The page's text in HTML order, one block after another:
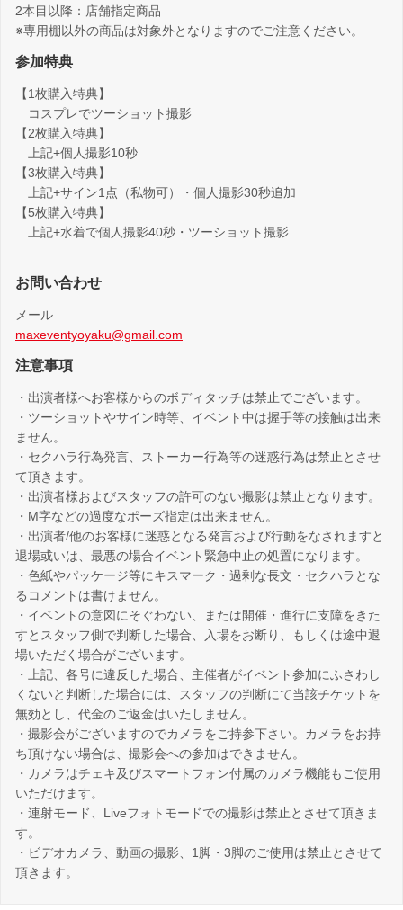
2本目以降：店舗指定商品
※専用棚以外の商品は対象外となりますのでご注意ください。
参加特典
【1枚購入特典】
コスプレでツーショット撮影
【2枚購入特典】
上記+個人撮影10秒
【3枚購入特典】
上記+サイン1点（私物可）・個人撮影30秒追加
【5枚購入特典】
上記+水着で個人撮影40秒・ツーショット撮影
お問い合わせ
メール
maxeventyoyaku@gmail.com
注意事項
・出演者様へお客様からのボディタッチは禁止でございます。
・ツーショットやサイン時等、イベント中は握手等の接触は出来
ません。
・セクハラ行為発言、ストーカー行為等の迷惑行為は禁止とさせ
て頂きます。
・出演者様およびスタッフの許可のない撮影は禁止となります。
・M字などの過度なポーズ指定は出来ません。
・出演者/他のお客様に迷惑となる発言および行動をなされますと
退場或いは、最悪の場合イベント緊急中止の処置になります。
・色紙やパッケージ等にキスマーク・過剰な長文・セクハラとな
るコメントは書けません。
・イベントの意図にそぐわない、または開催・進行に支障をきた
すとスタッフ側で判断した場合、入場をお断り、もしくは途中退
場いただく場合がございます。
・上記、各号に違反した場合、主催者がイベント参加にふさわし
くないと判断した場合には、スタッフの判断にて当該チケットを
無効とし、代金のご返金はいたしません。
・撮影会がございますのでカメラをご持参下さい。カメラをお持
ち頂けない場合は、撮影会への参加はできません。
・カメラはチェキ及びスマートフォン付属のカメラ機能もご使用
いただけます。
・連射モード、Liveフォトモードでの撮影は禁止とさせて頂きま
す。
・ビデオカメラ、動画の撮影、1脚・3脚のご使用は禁止とさせて
頂きます。